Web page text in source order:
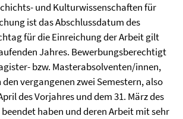
und Kulturwissenschaften für
ist das Abschlussdatum des
für die Einreichung der Arbeit gilt
Jahres. Bewerbungsberechtigt
bzw. Masterabsolventen/innen,
vergangenen zwei Semestern, also
des Vorjahres und dem 31. März des
haben und deren Arbeit mit sehr